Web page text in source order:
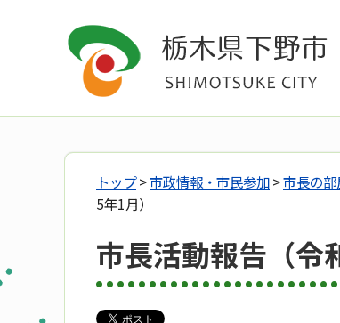
トップ>市政情報・市民参加>市長の部
5年1月）
市長活動報告（令